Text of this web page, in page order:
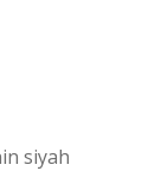
siyah